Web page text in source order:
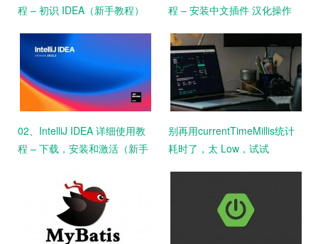
程 – 初识 IDEA（新手教程）
程 – 安装中文插件 汉化操作
02、IntelliJ IDEA 详细使用教
程 – 下载，安装和激活（新手
别再用currentTimeMillis统计
耗时了，太 Low，试试